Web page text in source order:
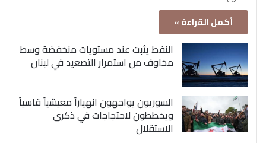
أكمل القراءة »
النفط يثبت عند مستويات منخفضة وسط
مخاوف من استمرار التصعيد في لبنان
السوريون يواجهون انهياراً معيشياً قاسياً
ويخططون لاحتجاجات في ذكرى
الاستقلال